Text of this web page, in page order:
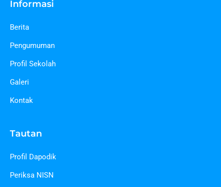
Informasi
Berita
Pengumuman
Profil Sekolah
Galeri
Kontak
Tautan
Profil Dapodik
Periksa NISN